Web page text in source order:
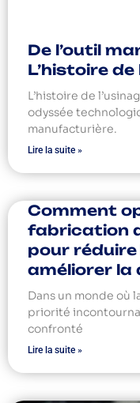
De l’outil
L’histoire
L’histoire de
odyssée
manufacturière.
Lire la suite »
Comment
fabrication
pour
améliorer la
Dans un monde où
priorité
confronté
Lire la suite »